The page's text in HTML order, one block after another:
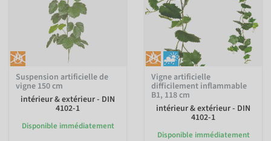
Suspension artificielle de
vigne 150 cm
intérieur & extérieur - DIN
4102-1
Disponible immédiatement
Vigne artificielle
difficilement inflammable
B1, 118 cm
intérieur & extérieur - DIN
4102-1
Disponible immédiatement